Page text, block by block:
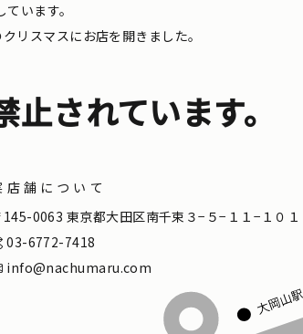
います。
リスマスにお店を開きました。
されています。
店舗について
145-0063 東京都大田区南千束３−５−１１−１０１
03-6772-7418
info@nachumaru.com